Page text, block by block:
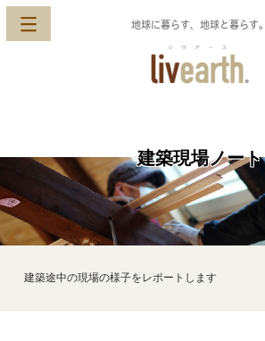
地球に暮らす、地球と暮らす。
建築現場ノート
建築途中の現場の様子をレポートします